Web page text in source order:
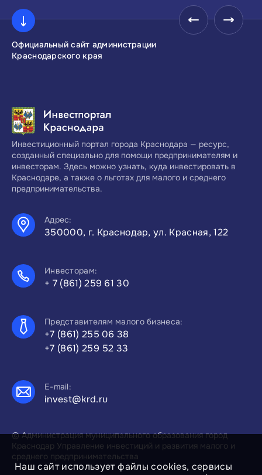
Официальный сайт администрации
Краснодарского края
Инвестиционный портал города Краснодара — ресурс,
созданный специально для помощи предпринимателям и
инвесторам. Здесь можно узнать, куда инвестировать в
Краснодаре, а также о льготах для малого и среднего
предпринимательства.
Адрес:
350000, г. Краснодар, ул. Красная, 122
Инвесторам:
+ 7 (861) 259 61 30
Представителям малого бизнеса:
+7 (861) 255 06 38
+7 (861) 259 52 33
E-mail:
invest@krd.ru
© Администрация муниципального образования город
Краснодар Управление инвестиций и развития малого и
среднего предпринимательства
Наш сайт использует файлы cookies, сервисы